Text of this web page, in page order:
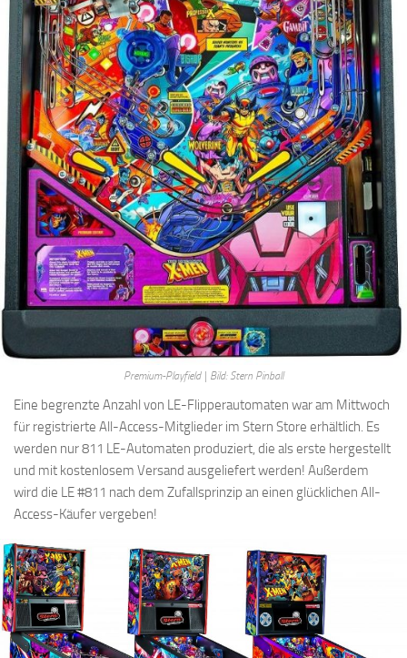
Premium-Playfield | Bild: Stern Pinball
Eine begrenzte Anzahl von LE-Flipperautomaten war am Mittwoch
für registrierte All-Access-Mitglieder im Stern Store erhältlich. Es
werden nur 811 LE-Automaten produziert, die als erste hergestellt
und mit kostenlosem Versand ausgeliefert werden! Außerdem
wird die LE #811 nach dem Zufallsprinzip an einen glücklichen All-
Access-Käufer vergeben!